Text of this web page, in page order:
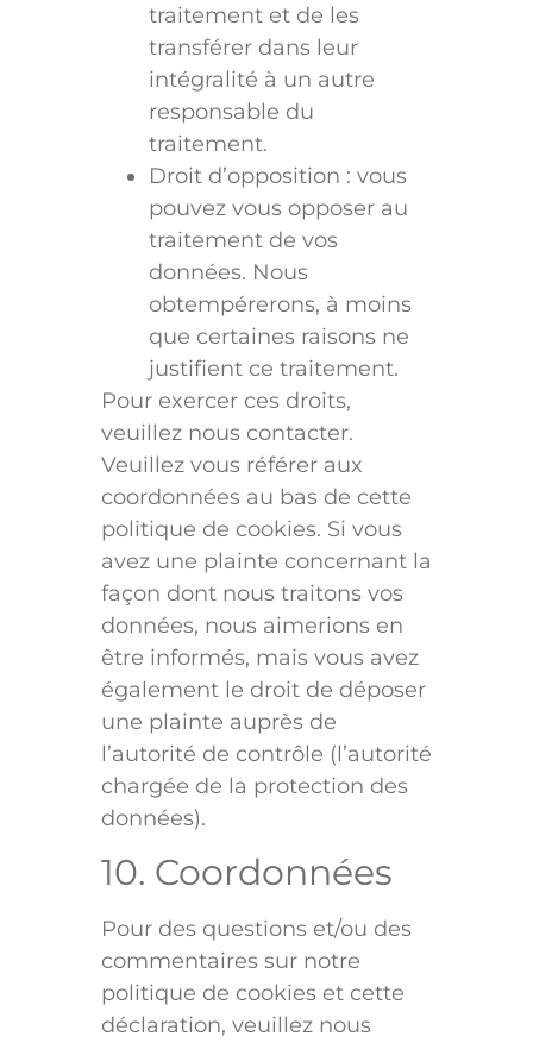
traitement et de les
transférer dans leur
intégralité à un autre
responsable du
traitement.
Droit d’opposition : vous
pouvez vous opposer au
traitement de vos
données. Nous
obtempérerons, à moins
que certaines raisons ne
justifient ce traitement.
Pour exercer ces droits,
veuillez nous contacter.
Veuillez vous référer aux
coordonnées au bas de cette
politique de cookies. Si vous
avez une plainte concernant la
façon dont nous traitons vos
données, nous aimerions en
être informés, mais vous avez
également le droit de déposer
une plainte auprès de
l’autorité de contrôle (l’autorité
chargée de la protection des
données).
10. Coordonnées
Pour des questions et/ou des
commentaires sur notre
politique de cookies et cette
déclaration, veuillez nous